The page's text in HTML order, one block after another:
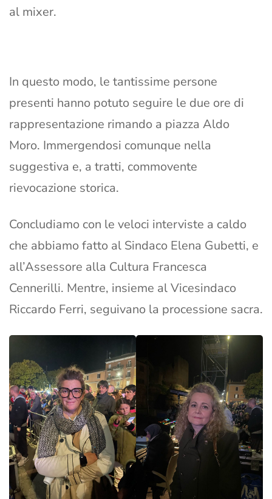
al mixer.
In questo modo, le tantissime persone
presenti hanno potuto seguire le due ore di
rappresentazione rimando a piazza Aldo
Moro. Immergendosi comunque nella
suggestiva e, a tratti, commovente
rievocazione storica.
Concludiamo con le veloci interviste a caldo
che abbiamo fatto al Sindaco Elena Gubetti, e
all’Assessore alla Cultura Francesca
Cennerilli. Mentre, insieme al Vicesindaco
Riccardo Ferri, seguivano la processione sacra.